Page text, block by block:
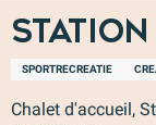
Station
SPORTRECREATIE
Chalet d'accueil,